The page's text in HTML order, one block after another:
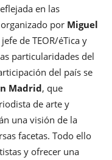
en las
por Miguel
de TEOR/éTica y
particularidades del
del país se
Madrid, que
de arte y
una visión de la
facetas. Todo ello
y ofrecer una